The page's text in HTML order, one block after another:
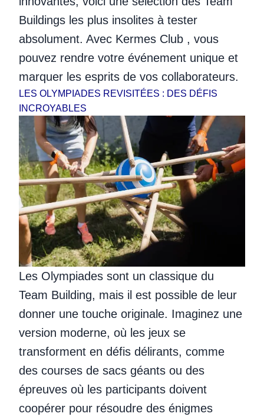
Buildings les plus insolites à tester
absolument. Avec Kermes Club , vous
pouvez rendre votre événement unique et
marquer les esprits de vos collaborateurs.
LES OLYMPIADES REVISITÉES : DES DÉFIS
INCROYABLES
Les Olympiades sont un classique du
Team Building, mais il est possible de leur
donner une touche originale. Imaginez une
version moderne, où les jeux se
transforment en défis délirants, comme
des courses de sacs géants ou des
épreuves où les participants doivent
coopérer pour résoudre des énigmes